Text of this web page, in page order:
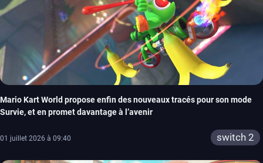
Mario Kart World propose enfin des nouveaux tracés pour son mode
Survie, et en promet davantage à l’avenir
01 juillet 2026 à 09:40 switch 2